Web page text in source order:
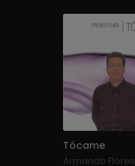
Tócame
Armando Flores